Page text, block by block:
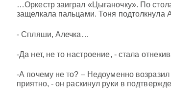
…Оркестр заиграл «Цыганочку». По
защелкала пальцами. Тоня подтолкнула
- Спляши, Алечка…
-Да нет, не то настроение, - стала
-А почему не то? – Недоуменно
приятно, - он раскинул руки в